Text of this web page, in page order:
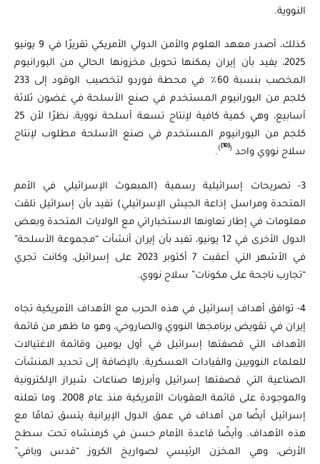
النووية.
كذلك، أصدر معهد العلوم والأمن الدولي الأمريكي تقريرًا في 9 يونيو
2025، يفيد بأن إيران يمكنها تحويل مخزونها الحالي من اليورانيوم
المخصب بنسبة 60٪ في محطة فوردو لتخصيب الوقود إلى 233
كلجم من اليورانيوم المستخدم في صنع الأسلحة في غضون ثلاثة
أسابيع، وهي كمية كافية لإنتاج تسعة أسلحة نووية، نظرًا لأن 25
كلجم من اليورانيوم المستخدم في صنع الأسلحة مطلوب لإنتاج
سلاح نووي واحد(
)
3- تصريحات إسرائيلية رسمية (المبعوث الإسرائيلي في الأمم
المتحدة ومراسل إذاعة الجيش الإسرائيلي) تفيد بأن إسرائيل تلقت
معلومات في إطار تعاونها الاستخباراتي مع الولايات المتحدة وبعض
الدول الأخرى في 12 يونيو، تفيد بأن إيران أنشأت “مجموعة الأسلحة”
في الأشهر التي أعقبت 7 أكتوبر 2023 على إسرائيل، وكانت تجري
“تجارب ناجحة على مكونات” سلاح نووي.
4- توافق أهداف إسرائيل في هذه الحرب مع الأهداف الأمريكية تجاه
إيران في تقويض برنامجها النووي والصاروخي، وهو ما ظهر من قائمة
الأهداف التي قصفتها إسرائيل في أول يومين وقائمة الاغتيالات
للعلماء النوويين والقيادات العسكرية. بالإضافة إلى تحديد المنشآت
الصناعية التي قصفتها إسرائيل وأبرزها صناعات شيراز الإلكترونية
والموجودة على قائمة العقوبات الأمريكية منذ عام 2008. وما تعلنه
إسرائيل أيضًا من أهداف في عمق الدول الإيرانية يتسق تمامًا مع
هذه الأهداف. وأيضًا قاعدة الأمام حسن في كرمنشاه تحت سطح
الأرض، وهي المخزن الرئيسي لصواريخ الكروز “قدس وبافي”